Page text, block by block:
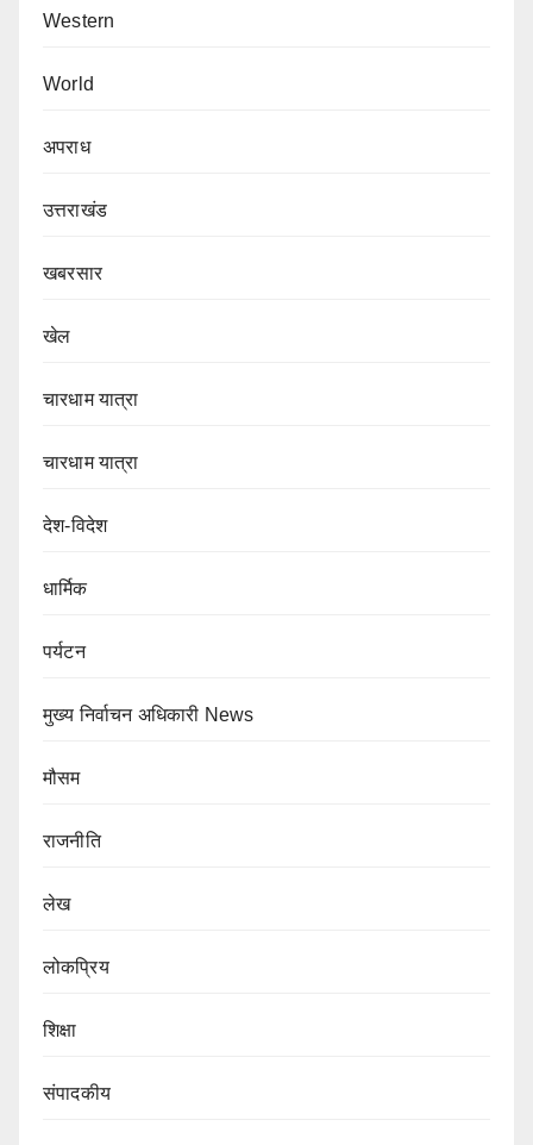
Western
World
अपराध
उत्तराखंड
खबरसार
खेल
चारधाम यात्रा
चारधाम यात्रा
देश-विदेश
धार्मिक
पर्यटन
मुख्य निर्वाचन अधिकारी News
मौसम
राजनीति
लेख
लोकप्रिय
शिक्षा
संपादकीय